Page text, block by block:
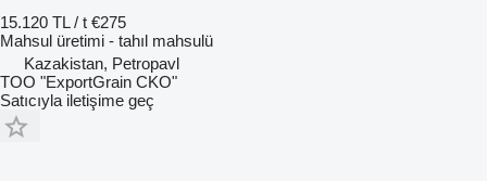
15.120 TL / t €275
Mahsul üretimi - tahıl mahsulü
Kazakistan, Petropavl
TOO "ExportGrain CKO"
Satıcıyla iletişime geç